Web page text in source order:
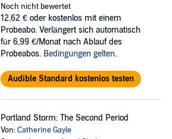
Noch nicht bewertet
12,62 € oder kostenlos mit einem
Probeabo. Verlängert sich automatisch
für 6,99 €/Monat nach Ablauf des
Probeabos. Bedingungen gelten.
Audible Standard kostenlos testen
Portland Storm: The Second Period
Von:Catherine Gayle